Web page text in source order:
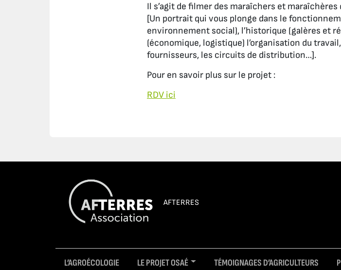
Il s’agit de filmer des maraîchers et
[Un portrait qui vous plonge dans le
environnement social), l’historique (galères et
(économique, logistique) l’organisation du
fournisseurs, les circuits de distribution…].
Pour en savoir plus sur le projet :
RDV ici
AFTERRES
L’AGROÉCOLOGIE LE PROJET OSAÉ TÉMOIGNAGES D’AGRICULTEURS